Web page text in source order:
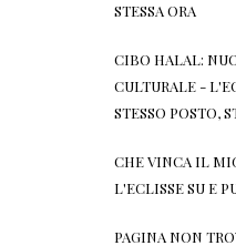
STESSA ORA
CIBO HALAL:
CULTURALE -
STESSO POSTO,
CHE VINCA IL
L'ECLISSESU E
PAGINA NON